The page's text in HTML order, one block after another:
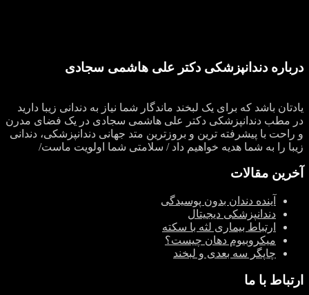
درباره دندانپزشکی دکتر علی هاشمی سجادی
یادتان باشد که برای یک لبخند ماندگار شما نیاز به دندانی زیبا دارید
در مطب دندانپزشکی دکتر علی هاشمی سجادی در یک فضای مدرن
و راحت با پیشرفته ترین و بروزترین متد جهانی دندانپزشکی، دندانی
زیبا را به شما هدیه خواهیم داد / سلامتی شما اولویت ماست/
آخرین مقالات
آینده دندان بدون پوسیدگی
دندانپزشکی دیجیتال
ارتباط بیماری لثه با سکته
میکروبیوم دهان چیست؟
چاپگر سه‌ بعدی و لبخند
ارتباط با ما